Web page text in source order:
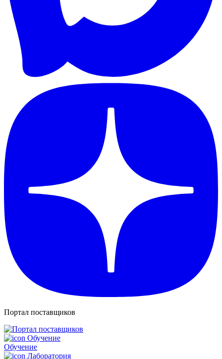
Портал поставщиков
Обучение